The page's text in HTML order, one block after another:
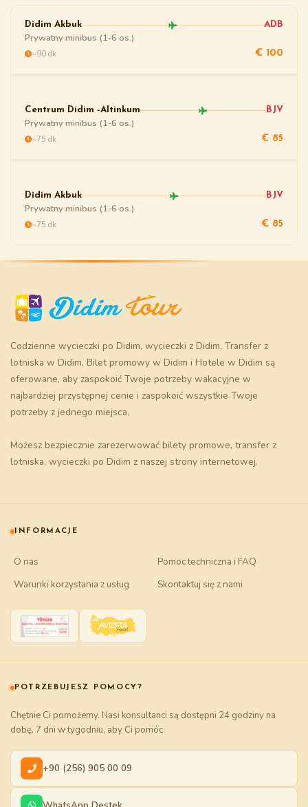
Didim Akbuk ADB
Prywatny minibus (1-6 os.)
~90 dk € 100
Centrum Didim -Altinkum BJV
Prywatny minibus (1-6 os.)
~75 dk € 85
Didim Akbuk BJV
Prywatny minibus (1-6 os.)
~75 dk € 85
Codzienne wycieczki po Didim, wycieczki z Didim, Transfer z
lotniska w Didim, Bilet promowy w Didim i Hotele w Didim są
oferowane, aby zaspokoić Twoje potrzeby wakacyjne w
najbardziej przystępnej cenie i zaspokoić wszystkie Twoje
potrzeby z jednego miejsca.
Możesz bezpiecznie zarezerwować bilety promowe, transfer z
lotniska, wycieczki po Didim z naszej strony internetowej.
INFORMACJE
O nas
Pomoc techniczna i FAQ
Warunki korzystania z usług
Skontaktuj się z nami
POTRZEBUJESZ POMOCY?
Chętnie Ci pomożemy. Nasi konsultanci są dostępni 24 godziny na
dobę, 7 dni w tygodniu, aby Ci pomóc.
+90 (256) 905 00 09